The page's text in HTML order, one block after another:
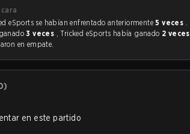
Young Ninjas y Tricked eSports se habían enfrentado anteriormente5 veces .
3 veces , Tricked eSports había ganado 2 veces
en empate.
)
en este partido